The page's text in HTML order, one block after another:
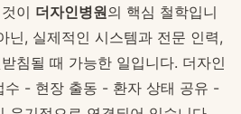
이 더자인병원의 핵심 철학입니
닌, 실제적인 시스템과 전문 인력,
침될 때 가능한 일입니다. 더자인
수 - 현장 출동 - 환자 상태 공유 -